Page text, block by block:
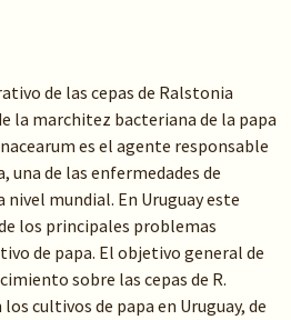
de las cepas de Ralstonia
la marchitez bacteriana de la papa
es el agente responsable
de las enfermedades de
mundial. En Uruguay este
los principales problemas
de papa. El objetivo general de
sobre las cepas de R.
cultivos de papa en Uruguay, de